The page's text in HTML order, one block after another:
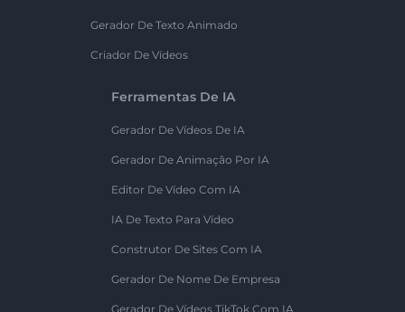
Gerador De Texto Animado
Criador De Vídeos
Ferramentas De IA
Gerador De Vídeos De IA
Gerador De Animação Por IA
Editor De Vídeo Com IA
IA De Texto Para Vídeo
Construtor De Sites Com IA
Gerador De Nome De Empresa
Gerador De Vídeos TikTok Com IA